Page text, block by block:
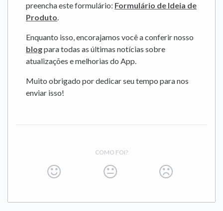
preencha este formulário: Formulário de Ideia de
Produto.
Enquanto isso, encorajamos você a conferir nosso
blogpara todas as últimas notícias sobre
atualizações e melhorias do App.
Muito obrigado por dedicar seu tempo para nos
enviar isso!
COMO FOI?